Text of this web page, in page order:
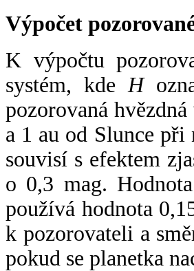
Výpočet
K výpočtu
systém, kde H
pozorovaná
a 1 au od Slunce
souvisí s efektem
o 0,3 mag. Hodnota
používá hodnota
k pozorovateli a
pokud se planetka